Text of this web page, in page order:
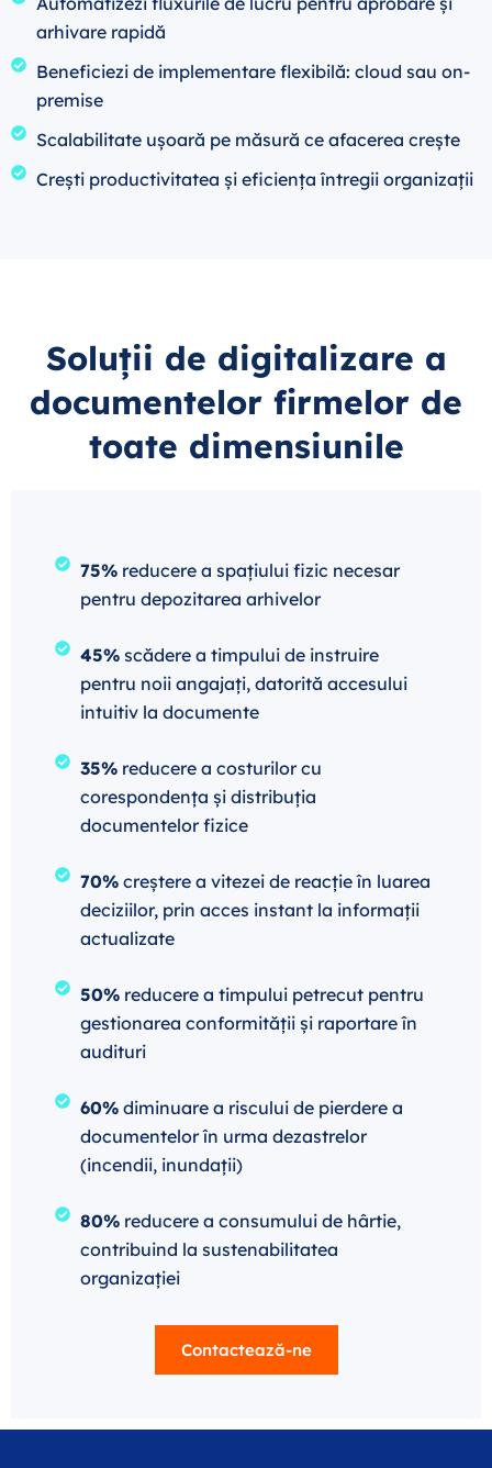
arhivare rapidă
Beneficiezi de implementare flexibilă: cloud sau on-
premise
Scalabilitate ușoară pe măsură ce afacerea crește
Crești productivitatea și eficiența întregii organizații
Soluții de digitalizare a
documentelor firmelor de
toate dimensiunile
75%reducere a spațiului fizic necesar
pentru depozitarea arhivelor
45%scădere a timpului de instruire
pentru noii angajați, datorită accesului
intuitiv la documente
35%reducere a costurilor cu
corespondența și distribuția
documentelor fizice
70%creștere a vitezei de reacție în luarea
deciziilor, prin acces instant la informații
actualizate
50%reducere a timpului petrecut pentru
gestionarea conformității și raportare în
audituri
60%diminuare a riscului de pierdere a
documentelor în urma dezastrelor
(incendii, inundații)
80%reducere a consumului de hârtie,
contribuind la sustenabilitatea
organizației
Contactează-ne